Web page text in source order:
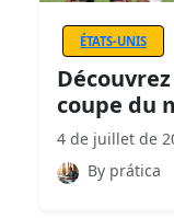
ÉTATS-UNIS
coupe du
4 de juillet de
By prática